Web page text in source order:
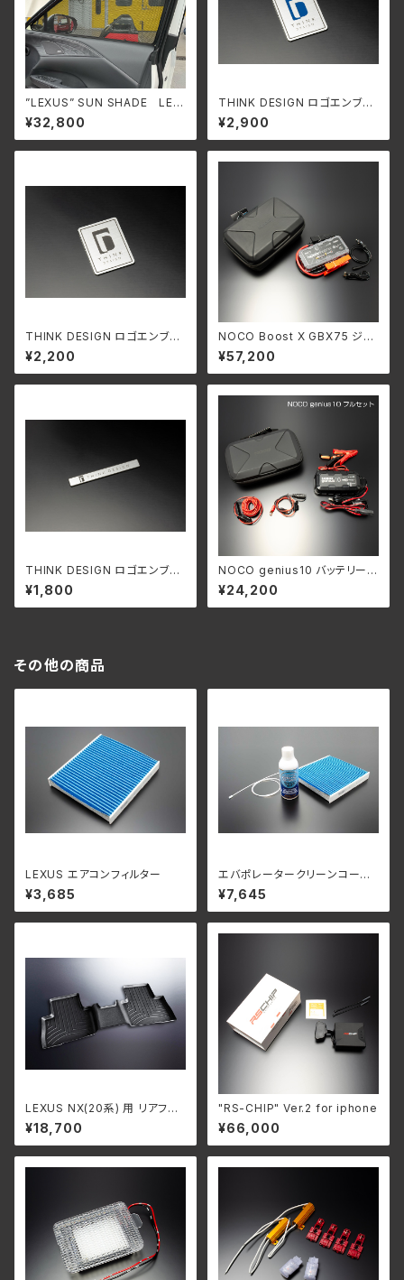
”LEXUS” SUN SHADE LEX
US RX500h,RX450h+,RX35
0h (TALH17,AALH16,TALA1
0,TALA15)
¥32,800
THINK DESIGN ロゴエンブレ
¥2,900
THINK DESIGN ロゴエンブレ
ム【C】 37×50
¥2,200
NOCO Boost X GBX75 ジャ
ンプスターターセット(本体)
¥57,200
THINK DESIGN ロゴエンブレ
ム【B】 W90
¥1,800
NOCO genius10 バッテリーチ
ャージャー(本体)
¥24,200
その他の商品
LEXUS エアコンフィルター
¥3,685
エバポレータークリーンコート+
LEXUS エアコンフィルター セッ
ト
¥7,645
LEXUS NX(20系) 用 リアフロ
アマット
¥18,700
"RS-CHIP" Ver.2 for iphone
¥66,000